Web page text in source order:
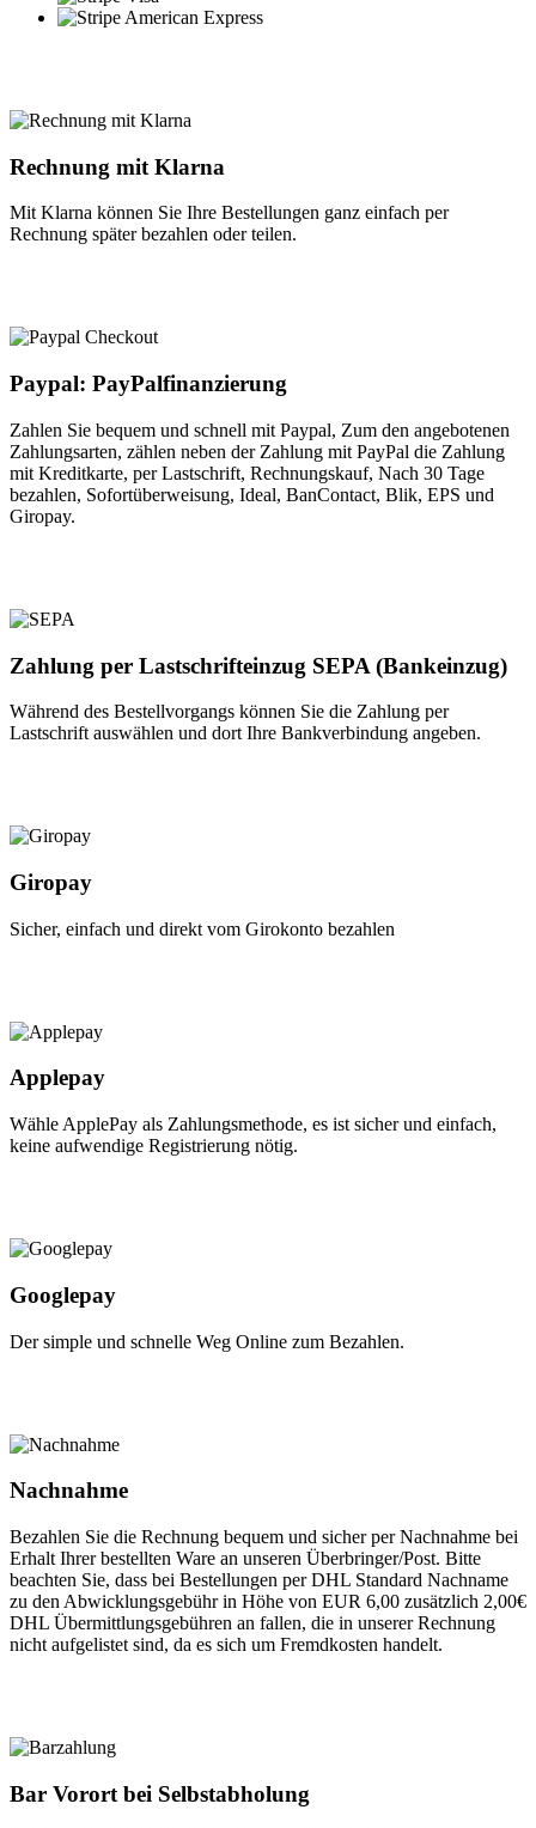
Rechnung mit Klarna
Mit Klarna können Sie Ihre Bestellungen ganz einfach per
Rechnung später bezahlen oder teilen.
Paypal: PayPalfinanzierung
Zahlen Sie bequem und schnell mit Paypal, Zum den angebotenen
Zahlungsarten, zählen neben der Zahlung mit PayPal die Zahlung
mit Kreditkarte, per Lastschrift, Rechnungskauf, Nach 30 Tage
bezahlen, Sofortüberweisung, Ideal, BanContact, Blik, EPS und
Giropay.
Zahlung per Lastschrifteinzug SEPA (Bankeinzug)
Während des Bestellvorgangs können Sie die Zahlung per
Lastschrift auswählen und dort Ihre Bankverbindung angeben.
Giropay
Sicher, einfach und direkt vom Girokonto bezahlen
Applepay
Wähle ApplePay als Zahlungsmethode, es ist sicher und einfach,
keine aufwendige Registrierung nötig.
Googlepay
Der simple und schnelle Weg Online zum Bezahlen.
Nachnahme
Bezahlen Sie die Rechnung bequem und sicher per Nachnahme bei
Erhalt Ihrer bestellten Ware an unseren Überbringer/Post. Bitte
beachten Sie, dass bei Bestellungen per DHL Standard Nachname
zu den Abwicklungsgebühr in Höhe von EUR 6,00 zusätzlich 2,00€
DHL Übermittlungsgebühren an fallen, die in unserer Rechnung
nicht aufgelistet sind, da es sich um Fremdkosten handelt.
Bar Vorort bei Selbstabholung